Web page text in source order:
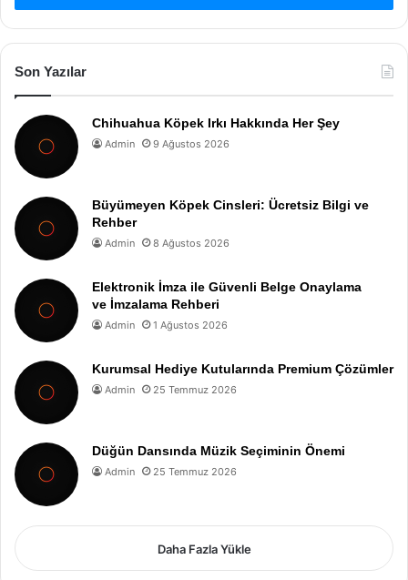
Son Yazılar
Chihuahua Köpek Irkı Hakkında Her Şey
Admin 9 Ağustos 2026
Büyümeyen Köpek Cinsleri: Ücretsiz Bilgi ve
Rehber
Admin 8 Ağustos 2026
Elektronik İmza ile Güvenli Belge Onaylama
ve İmzalama Rehberi
Admin 1 Ağustos 2026
Kurumsal Hediye Kutularında Premium Çözümler
Admin 25 Temmuz 2026
Düğün Dansında Müzik Seçiminin Önemi
Admin 25 Temmuz 2026
Daha Fazla Yükle